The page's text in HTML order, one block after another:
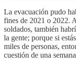
La evacuación pudo
fines de 2021 o 2022.
soldados, también
la gente; porque si
miles de personas,
cuestión de una